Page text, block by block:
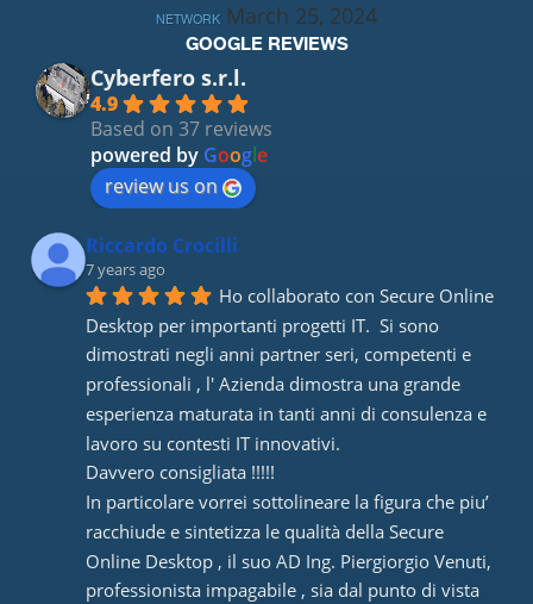
NETWORK March 25, 2024
GOOGLE REVIEWS
Cyberfero s.r.l.
4.9
Based on 37 reviews
powered by Google
review us on
Riccardo Crocilli
7 years ago
Ho collaborato con Secure Online
Desktop per importanti progetti IT.  Si sono
dimostrati negli anni partner seri, competenti e
professionali , l' Azienda dimostra una grande
esperienza maturata in tanti anni di consulenza e
lavoro su contesti IT innovativi.
Davvero consigliata !!!!!
In particolare vorrei sottolineare la figura che piu’
racchiude e sintetizza le qualità della Secure
Online Desktop , il suo AD Ing. Piergiorgio Venuti,
professionista impagabile , sia dal punto di vista